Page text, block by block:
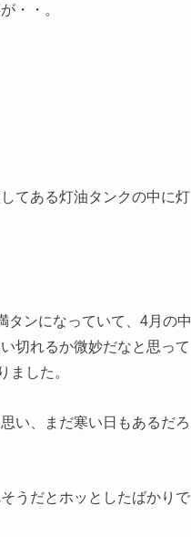
・・。
てある灯油タンクの中に灯
タンになっていて、4月の中
切れるか微妙だなと思って
した。
い、まだ寒い日もあるだろ
うだとホッとしたばかりで